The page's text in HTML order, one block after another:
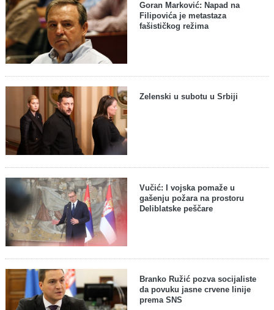
Goran Marković: Napad na
Filipovića je metastaza
fašističkog režima
Zelenski u subotu u Srbiji
Vučić: I vojska pomaže u
gašenju požara na prostoru
Deliblatske peščare
Branko Ružić pozva socijaliste
da povuku jasne crvene linije
prema SNS